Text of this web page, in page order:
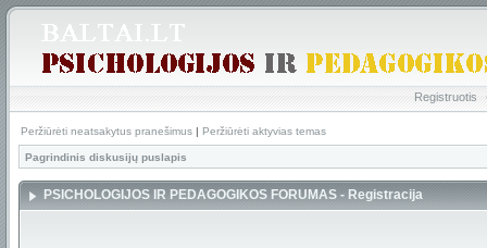
Registruotis
Peržiūrėti neatsakytus pranešimus | Peržiūrėti aktyvias temas
Pagrindinis diskusijų puslapis
PSICHOLOGIJOS IR PEDAGOGIKOS FORUMAS - Registracija